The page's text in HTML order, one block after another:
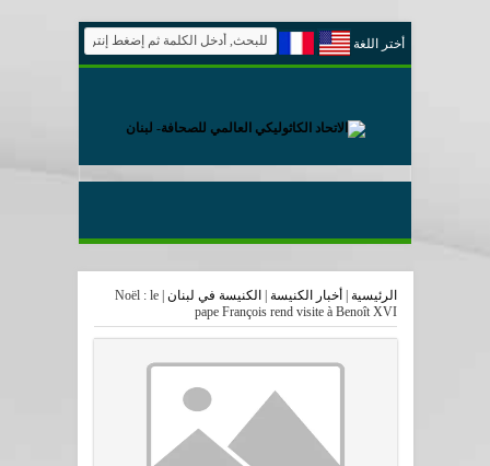
أختر اللغة
الرئيسية أخبار الكنيسة الكنيسة في لبنان |
Noël : le
pape François rend visite à Benoît XVI